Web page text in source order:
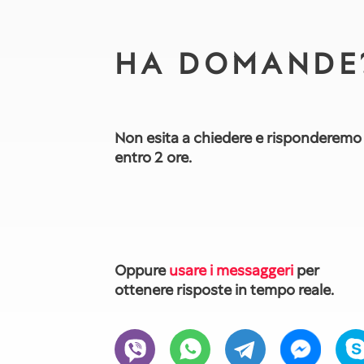
HA
Non esita a chiedere e risponderemo
entro 2 ore.
Oppureusare i messaggeri per
ottenere risposte in tempo reale.